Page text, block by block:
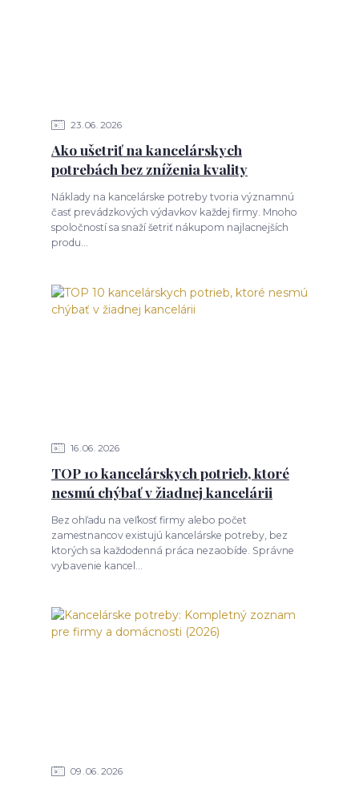
23 06 2026
Ako ušetriť na kancelárskych
potrebách bez zníženia kvality
Náklady na kancelárske potreby tvoria významnú
časť prevádzkových výdavkov každej firmy. Mnoho
spoločností sa snaží šetriť nákupom najlacnejších
produ...
16 06 2026
TOP 10 kancelárskych potrieb, ktoré
nesmú chýbať v žiadnej kancelárii
Bez ohľadu na veľkosť firmy alebo počet
zamestnancov existujú kancelárske potreby, bez
ktorých sa každodenná práca nezaobíde. Správne
vybavenie kancel...
09 06 2026